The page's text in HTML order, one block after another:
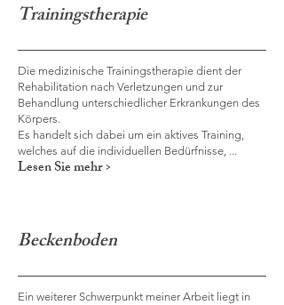
Trainingstherapie
Die medizinische Trainingstherapie dient der
Rehabilitation nach Verletzungen und zur
Behandlung unterschiedlicher Erkrankungen des
Körpers.
Es handelt sich dabei um ein aktives Training,
welches auf die individuellen Bedürfnisse, ...
Lesen Sie mehr >
Beckenboden
Ein weiterer Schwerpunkt meiner Arbeit liegt in